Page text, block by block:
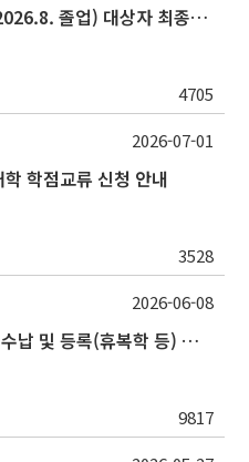
2025학년도 후기 학위수여(2026.8. 졸업) 대상자 최종인준 논문 제출 안내
4705
학점교류 신청 안내
3528
2026-07-01
2026학년도 제2학기 등록금 수납 및 등록(휴복학 등) 일정 안내
9817
2026-06-08